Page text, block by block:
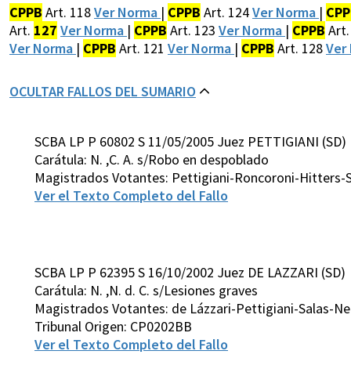
CPPB Art. 118Ver Norma | CPPB Art. 124Ver Norma |
Art. 127 Ver Norma | CPPB Art. 123 Ver Norma | CPPB
Ver Norma | CPPB Art. 121 Ver Norma | CPPB Art. 128Ver
OCULTAR FALLOS DEL SUMARIO
SCBA LP P 60802 S 11/05/2005 Juez PETTIGIANI (SD)
Carátula: N. ,C. A. s/Robo en despoblado
Magistrados Votantes: Pettigiani-Roncoroni-Hitters-
Ver el Texto Completo del Fallo
SCBA LP P 62395 S 16/10/2002 Juez DE LAZZARI (SD)
Carátula: N. ,N. d. C. s/Lesiones graves
Magistrados Votantes: de Lázzari-Pettigiani-Salas-
Tribunal Origen: CP0202BB
Ver el Texto Completo del Fallo